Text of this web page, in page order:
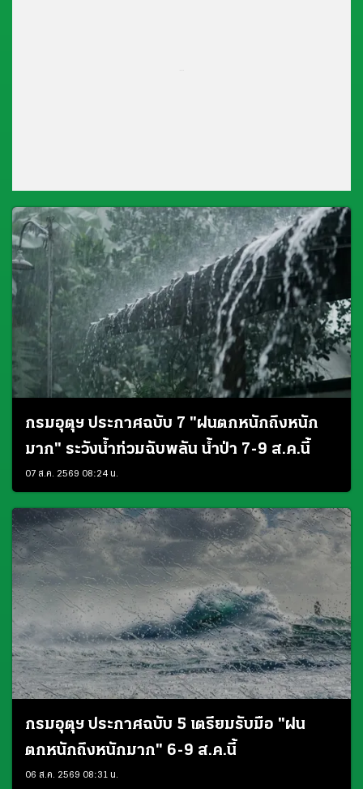
กรมอุตุฯ ประกาศฉบับ 7 "ฝนตกหนักถึงหนัก
มาก" ระวังน้ำท่วมฉับพลัน น้ำป่า 7-9 ส.ค.นี้
07 ส.ค. 2569 08:24 น.
กรมอุตุฯ ประกาศฉบับ 5 เตรียมรับมือ "ฝน
ตกหนักถึงหนักมาก" 6-9 ส.ค.นี้
06 ส.ค. 2569 08:31 น.